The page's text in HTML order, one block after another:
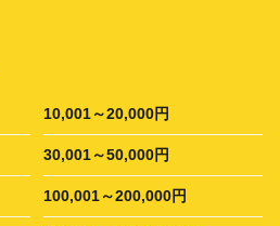
10,001～20,000円
30,001～50,000円
100,001～200,000円